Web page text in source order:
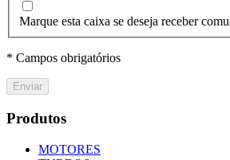
Marque esta caixa se deseja receber
* Campos obrigatórios
Enviar
Produtos
MOTORES